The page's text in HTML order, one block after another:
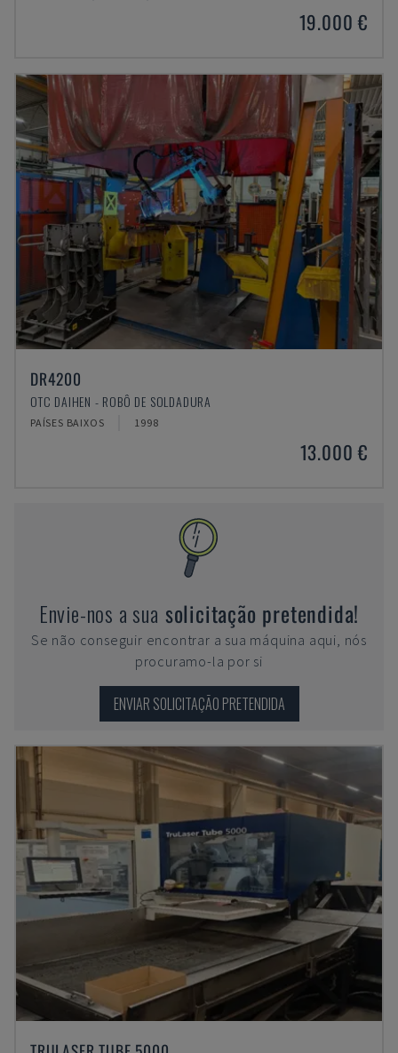
19.000 €
DR4200
OTC DAIHEN - ROBÔ DE SOLDADURA
PAÍSES BAIXOS 1998
13.000 €
Envie-nos a sua solicitação pretendida!
Se não conseguir encontrar a sua máquina aqui, nós
procuramo-la por si
ENVIAR SOLICITAÇÃO PRETENDIDA